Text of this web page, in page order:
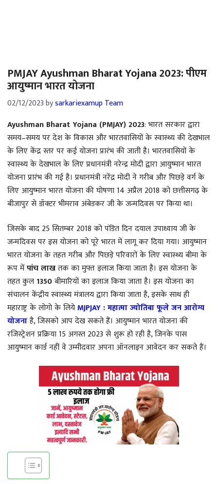
PMJAY Ayushman Bharat Yojana 2023: पीएम
आयुष्मान भारत योजना
02/12/2023bysarkariexamup Team
Ayushman Bharat Yojana (PMJAY) 2023: भारत सरकार द्वारा
समय–समय पर देश के विकास और भारतवासियों के स्वास्थ्य की देखभाल
के लिए केंद्र स्तर पर कई योजना प्रारंभ की जाती है। भारतवासियों के
स्वास्थ्य के देखभाल के लिए प्रधानमंत्री नरेन्द्र मोदी द्वारा आयुष्मान भारत
योजना प्रारंभ की गई है। प्रधानमंत्री नरेंद्र मोदी ने गरीब और पिछड़े वर्ग के
लिए आयुष्मान भारत योजना की घोषणा 14 अप्रैल 2018 को छत्तीसगढ़ के
बीजापुर से डॉक्टर भीमराव अंबेडकर जी के जन्मदिवस पर किया था।
जिसके बाद 25 सितम्बर 2018 को पंडित दिन दयाल उपाध्याय जी के
जन्मदिवस पर इस योजना को पूरे भारत में लागू कर दिया गया। आयुष्मान
भारत योजना के तहत गरीब और पिछड़े परिवारों के लिए स्वास्थ्य बीमा के
रूप मेंपांच लाखतक का मुफ्त इलाज किया जाता है। इस योजना के
तहत कुल1350बीमारियों का इलाज किया जाता है। इस योजना का
संचालन केंद्रीय स्वास्थ्य मंत्रालय द्वारा किया जाता है, इसके साथ ही
महाराष्ट्र के लोगो के लियेMJPJAY : महात्मा ज्योतिबा फूले जन आरोग्य
योजनाहै, जिसको आप देख सकते हैं। आयुष्मान भारत योजना की
रजिस्ट्रेशन प्रक्रिया 15 अगस्त 2023 से शुरू हो रही है, जिनके पास
आयुष्मान कार्ड नहीं वे उम्मीदवार अपना ऑनलाइन आवेदन कर सकते हैं।